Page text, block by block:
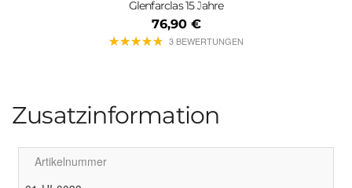
Glenfarclas 15 Jahre
76,90 €
★★★★★
★★★★★ 3 BEWERTUNGEN
Zusatzinformation
Artikelnummer